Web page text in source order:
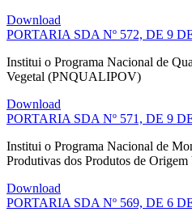
Download
PORTARIA SDA Nº 572, DE 9
Institui o Programa Nacional de
Vegetal (PNQUALIPOV)
Download
PORTARIA SDA Nº 571, DE 9
Institui o Programa Nacional de
Produtivas dos Produtos de
Download
PORTARIA SDA Nº 569, DE 6